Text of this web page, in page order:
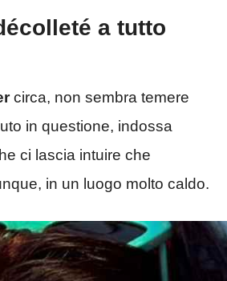
a tutto
circa, non sembra temere
in questione, indossa
ci lascia intuire che
in un luogo molto caldo.